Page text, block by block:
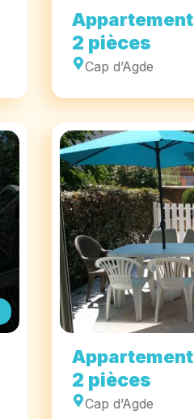
Appartement
2 pièces
Cap d’Agde
Appartement
2 pièces
Cap d’Agde